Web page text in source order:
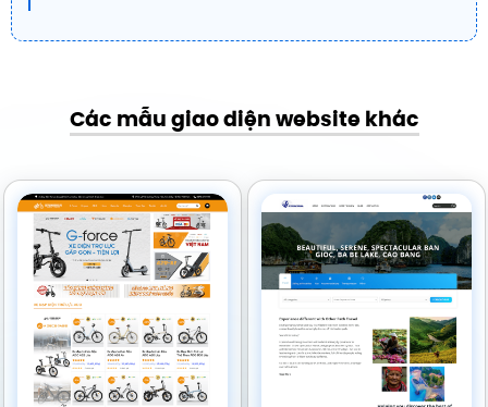
Các mẫu giao diện website khác